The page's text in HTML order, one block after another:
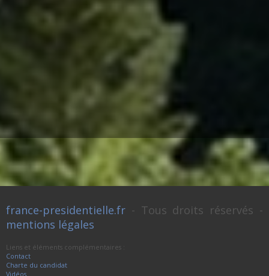
france-presidentielle.fr - Tous droits réservés -
mentions légales
Liens et éléments complémentaires :
Contact
Charte du candidat
Vidéos